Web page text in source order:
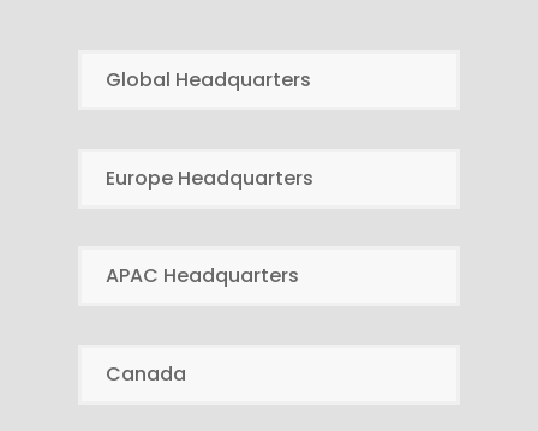
Global Headquarters
Europe Headquarters
APAC Headquarters
Canada